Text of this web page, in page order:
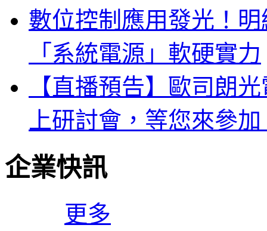
數位控制應用發光！
「系統電源」軟硬實力
【直播預告】歐司朗
上研討會，等您來參
企業快訊
更多